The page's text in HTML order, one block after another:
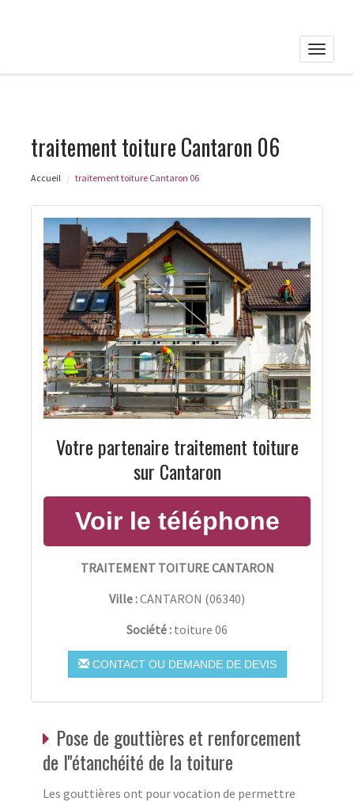
Toggle
traitement toiture Cantaron 06
Accueil traitement toiture Cantaron 06
Votre partenaire traitement toiture
sur Cantaron
TRAITEMENT TOITURE CANTARON
Ville :CANTARON (06340)
Société : toiture 06
CONTACT OU DEMANDE DE DEVIS
Pose de gouttières et renforcement
de l''étanchéité de la toiture
Les gouttières ont pour vocation de permettre